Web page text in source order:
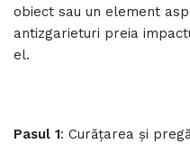
obiect sau un element
antizgarieturi preia
el.
Pasul 1: Curățarea și